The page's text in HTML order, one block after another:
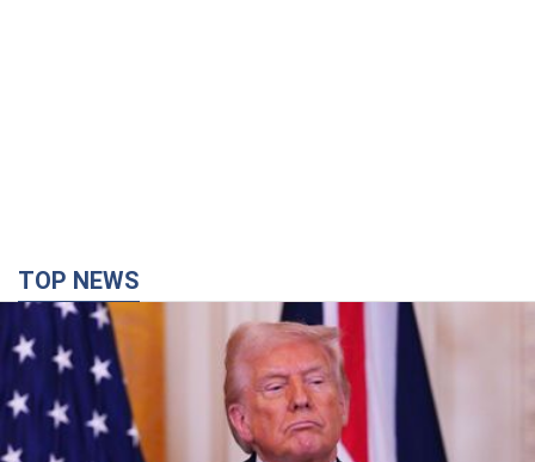
TOP NEWS